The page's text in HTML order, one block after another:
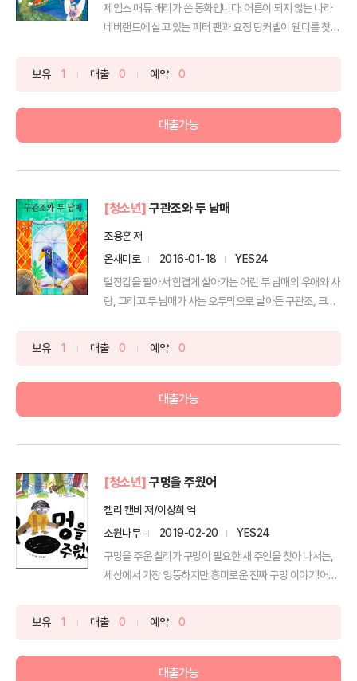
제임스 매튜 배리가 쓴 동화입니다. 어른이 되지 않는 나라
네버랜드에 살고 있는 피터 팬과 요정 팅커벨이 웬디를 찾
보유 1 대출 0 예약 0
대출가능
[청소년] 구관조와 두 남매
조용훈 저
온새미로
2016-01-18
YES24
털장갑을 팔아서 힘겹게 살아가는 어린 두 남매의 우애와 사
랑, 그리고 두 남매가 사는 오두막으로 날아든 구관조, 크
보유 1 대출 0 예약 0
대출가능
[청소년] 구멍을 주웠어
켈리 캔비 저/이상희 역
소원나무
2019-02-20
YES24
구멍을 주운 찰리가 구멍이 필요한 새 주인을 찾아 나서는,
세상에서 가장 엉뚱하지만 흥미로운 진짜 구멍 이야기!어느
보유 1 대출 0 예약 0
대출가능